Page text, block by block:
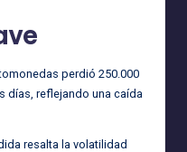
perdió 250.000
días, reflejando una caída
resalta la volatilidad